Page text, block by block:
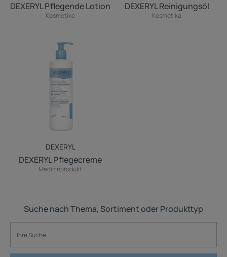
DEXERYL Pflegende Lotion
Kosmetika
DEXERYL Reinigungsöl
Kosmetika
DEXERYL
Pflegecreme
DEXERYL
DEXERYL Pflegecreme
Medizinprodukt
Suche nach Thema, Sortiment oder Produkttyp